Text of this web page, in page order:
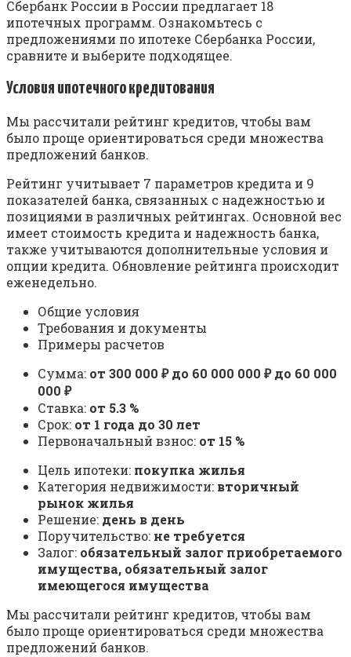
Сбербанк России в России предлагает 18
ипотечных программ. Ознакомьтесь с
предложениями по ипотеке Сбербанка России,
сравните и выберите подходящее.
Условия ипотечного кредитования
Мы рассчитали рейтинг кредитов, чтобы вам
было проще ориентироваться среди множества
предложений банков.
Рейтинг учитывает 7 параметров кредита и 9
показателей банка, связанных с надежностью и
позициями в различных рейтингах. Основной вес
имеет стоимость кредита и надежность банка,
также учитываются дополнительные условия и
опции кредита. Обновление рейтинга происходит
еженедельно.
Общие условия
Требования и документы
Примеры расчетов
Сумма: от 300 000 ₽ до 60 000 000 ₽ до 60 000
000 ₽
Ставка: от 5.3 %
Срок: от 1 года до 30 лет
Первоначальный взнос: от 15 %
Цель ипотеки: покупка жилья
Категория недвижимости: вторичный
рынок жилья
Решение: день в день
Поручительство: не требуется
Залог: обязательный залог приобретаемого
имущества, обязательный залог
имеющегося имущества
Мы рассчитали рейтинг кредитов, чтобы вам
было проще ориентироваться среди множества
предложений банков.